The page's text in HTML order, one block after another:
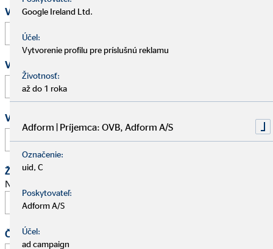
Vaše meno a priezvisko
Vaša e-mailová adresa
Vaše telefónne číslo
Žiadosť o schôdzku
Navrhnite stretnutie na osobný pohovor.
Čas
Google Ireland Ltd.
Účel:
Vytvorenie profilu pre príslušnú reklamu
Životnosť:
až do 1 roka
Adform | Príjemca: OVB, Adform A/S
Označenie:
uid, C
Poskytovateľ:
Adform A/S
Účel:
ad campaign